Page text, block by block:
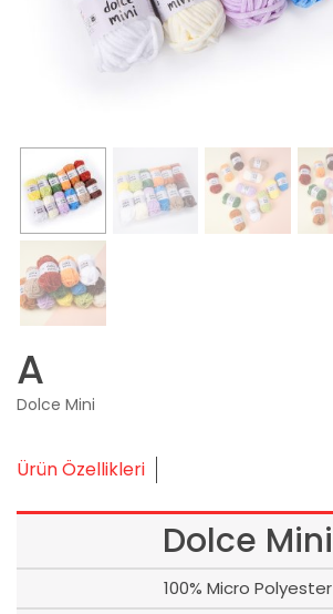
A
Dolce Mini
Ürün Özellikleri
Dolce Mini
100% Micro Polyester